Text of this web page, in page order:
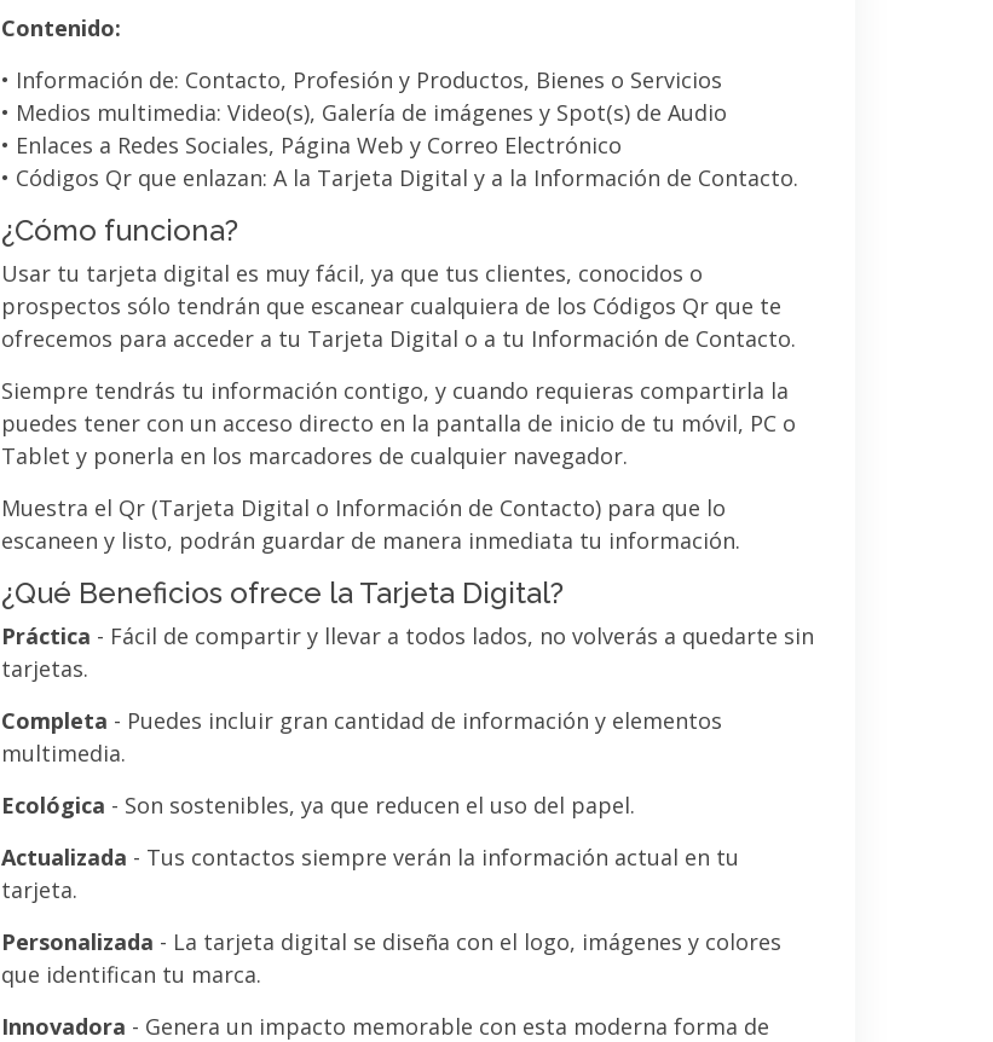
Contenido:
• Información de: Contacto, Profesión y Productos, Bienes o Servicios
• Medios multimedia: Video(s), Galería de imágenes y Spot(s) de Audio
• Enlaces a Redes Sociales, Página Web y Correo Electrónico
• Códigos Qr que enlazan: A la Tarjeta Digital y a la Información de Contacto.
¿Cómo funciona?
Usar tu tarjeta digital es muy fácil, ya que tus clientes, conocidos o
prospectos sólo tendrán que escanear cualquiera de los Códigos Qr que te
ofrecemos para acceder a tu Tarjeta Digital o a tu Información de Contacto.
Siempre tendrás tu información contigo, y cuando requieras compartirla la
puedes tener con un acceso directo en la pantalla de inicio de tu móvil, PC o
Tablet y ponerla en los marcadores de cualquier navegador.
Muestra el Qr (Tarjeta Digital o Información de Contacto) para que lo
escaneen y listo, podrán guardar de manera inmediata tu información.
¿Qué Beneficios ofrece la Tarjeta Digital?
Práctica - Fácil de compartir y llevar a todos lados, no volverás a quedarte sin
tarjetas.
Completa - Puedes incluir gran cantidad de información y elementos
multimedia.
Ecológica - Son sostenibles, ya que reducen el uso del papel.
Actualizada - Tus contactos siempre verán la información actual en tu
tarjeta.
Personalizada - La tarjeta digital se diseña con el logo, imágenes y colores
que identifican tu marca.
Innovadora - Genera un impacto memorable con esta moderna forma de